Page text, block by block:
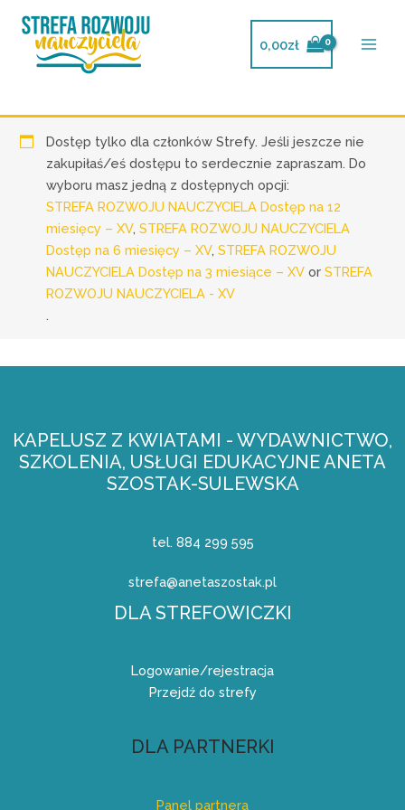
0,00zł
Dostęp tylko dla członków Strefy. Jeśli jeszcze nie
zakupiłaś/eś dostępu to serdecznie zapraszam. Do
wyboru masz jedną z dostępnych opcji:
STREFA ROZWOJU NAUCZYCIELA Dostęp na 12
miesięcy – XV,STREFA ROZWOJU NAUCZYCIELA
Dostęp na 6 miesięcy – XV,STREFA ROZWOJU
NAUCZYCIELA Dostęp na 3 miesiące – XV orSTREFA
ROZWOJU NAUCZYCIELA - XV
.
KAPELUSZ Z KWIATAMI - WYDAWNICTWO,
SZKOLENIA, USŁUGI EDUKACYJNE ANETA
SZOSTAK-SULEWSKA
tel. 884 299 595
strefa@anetaszostak.pl
DLA STREFOWICZKI
Logowanie/rejestracja
Przejdź do strefy
DLA PARTNERKI
Panel partnera